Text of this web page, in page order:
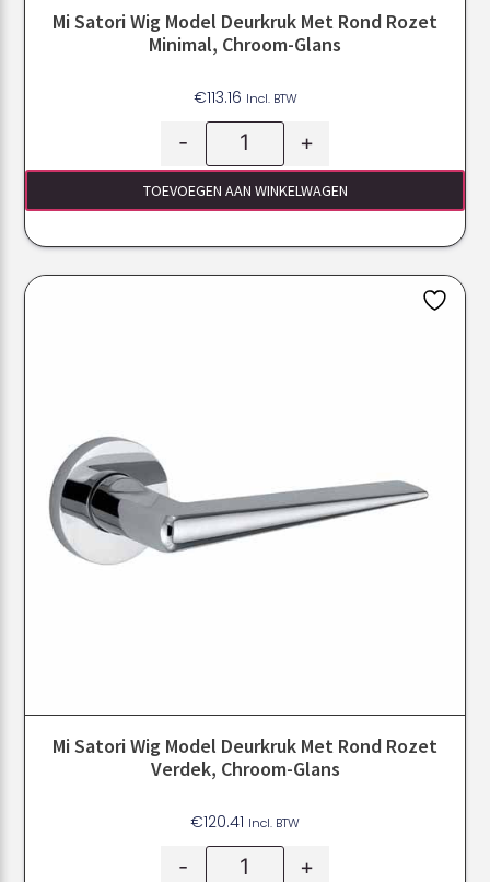
Mi Satori Wig Model Deurkruk Met Rond Rozet
Minimal, Chroom-Glans
€113.16 Incl. BTW
- +
TOEVOEGEN AAN WINKELWAGEN
Mi Satori Wig Model Deurkruk Met Rond Rozet
Verdek, Chroom-Glans
€120.41 Incl. BTW
- +